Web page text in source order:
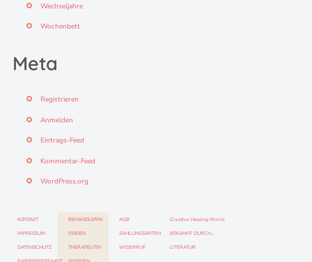
Wechseljahre
Wochenbett
Meta
Registrieren
Anmelden
Eintrags-Feed
Kommentar-Feed
WordPress.org
KONTAKT
IMPRESSUM
DATENSCHUTZ
BEHANDLERIN
FINDEN
THERAPEUTIN
Creative Healing World
BEKANNT DURCH…
LITERATUR
AGB
ZAHLUNGSARTEN
WIDERRUF